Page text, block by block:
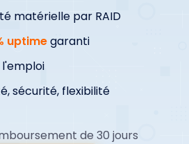
matérielle par RAID
uptimegaranti
sécurité, flexibilité
de 30 jours